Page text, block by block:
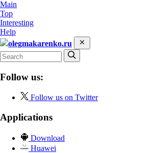
Main
Top
Interesting
Help
olegmakarenko.ru
Follow us:
Follow us on Twitter
Applications
Download
Huawei